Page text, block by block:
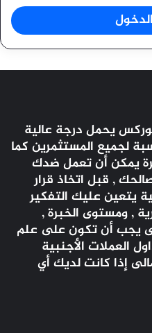
يحمل درجة عالية
لجميع المستثمرين كما
يمكن أن تعمل ضدك
, قبل اتخاذ قرار
يتعين عليك التفكير
, ومستوى الخبرة ,
يجب أن تكون على علم
العملات الأجنبية
إذا كانت لديك أي